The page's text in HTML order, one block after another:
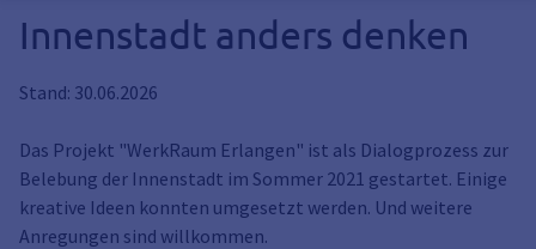
Innenstadt anders denken
Stand: 30.06.2026
Das Projekt "WerkRaum Erlangen" ist als Dialogprozess zur
Belebung der Innenstadt im Sommer 2021 gestartet. Einige
kreative Ideen konnten umgesetzt werden. Und weitere
Anregungen sind willkommen.